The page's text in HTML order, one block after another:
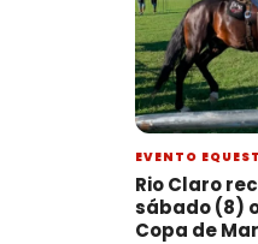
EVENTO
Rio Claro recebe
sábado (8)
Copa de